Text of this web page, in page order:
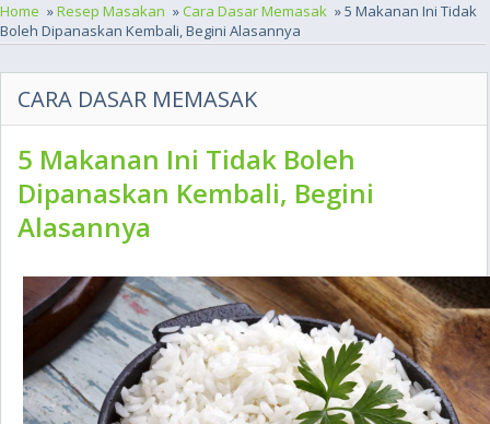
Home »Resep Masakan »Cara Dasar Memasak » 5 Makanan Ini Tidak
Boleh Dipanaskan Kembali, Begini Alasannya
CARA DASAR MEMASAK
5 Makanan Ini Tidak Boleh
Dipanaskan Kembali, Begini
Alasannya